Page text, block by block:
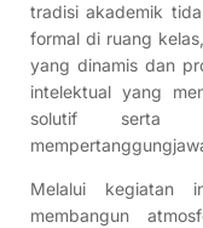
tradisi akademik
formal di ruang
yang dinamis dan
intelektual yang
solutif serta
Melalui kegiatan
membangun